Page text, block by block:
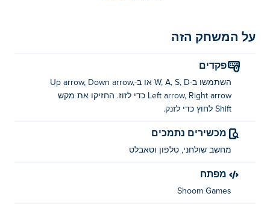
מגניבים. האם אתה יכול ליצור את שילוב הרוק האולטימטיבי
איך לשחק ב-Mine Line?
העבר: WASD או מקשי החצים
מי יצר את Mine Line?
האחרים שלהם Poki (פוקי):
על המשחק הזה
פקדים
השתמשו ב-W, A, S, D או ב-Up arrow, Down arrow,
Left arrow, Right arrow כדי לזוז. החזיקו את מקש
Shift לחוץ כדי לזנק.
מכשירים נתמכים
מחשב שולחני, טלפון וטאבלט
מפתח
Shoom Games